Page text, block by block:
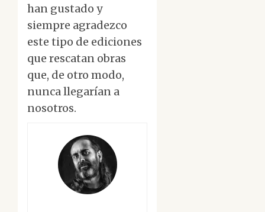
han gustado y
siempre agradezco
este tipo de ediciones
que rescatan obras
que, de otro modo,
nunca llegarían a
nosotros.